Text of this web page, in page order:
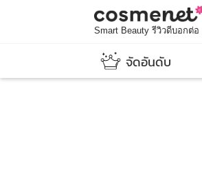
Smart Beauty รีวิวดีบอกต่อ
จัดอันดับ